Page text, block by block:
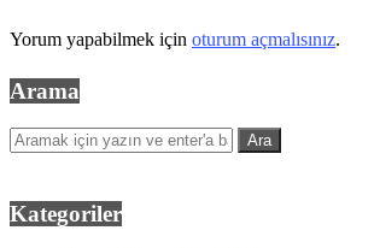
Yorum yapabilmek için oturum açmalısınız.
Arama
Kategoriler